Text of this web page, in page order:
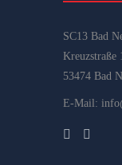
SC13 Bad
Kreuzstraße
53474 Bad
E-Mail: